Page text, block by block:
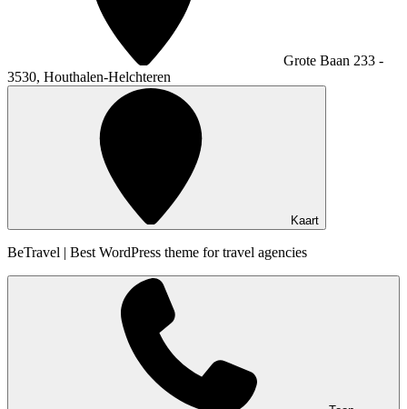
Grote Baan 233 -
3530, Houthalen-Helchteren
Kaart
BeTravel | Best WordPress theme for travel agencies